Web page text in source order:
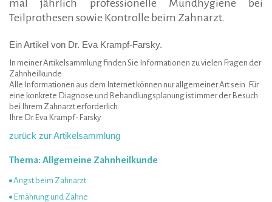
mal jährlich professionelle Mundhygiene bei
Teilprothesen sowie Kontrolle beim Zahnarzt.
Ein Artikel von Dr. Eva Krampf-Farsky.
In meiner Artikelsammlung finden Sie Informationen zu vielen Fragen der
Zahnheilkunde.
Alle Informationen aus dem Internet können nur allgemeiner Art sein. Für
eine konkrete Diagnose und Behandlungsplanung ist immer der Besuch
bei Ihrem Zahnarzt erforderlich.
Ihre Dr.Eva Krampf-Farsky
zurück zur Artikelsammlung
Thema: Allgemeine Zahnheilkunde
Angst beim Zahnarzt
Ernährung und Zähne